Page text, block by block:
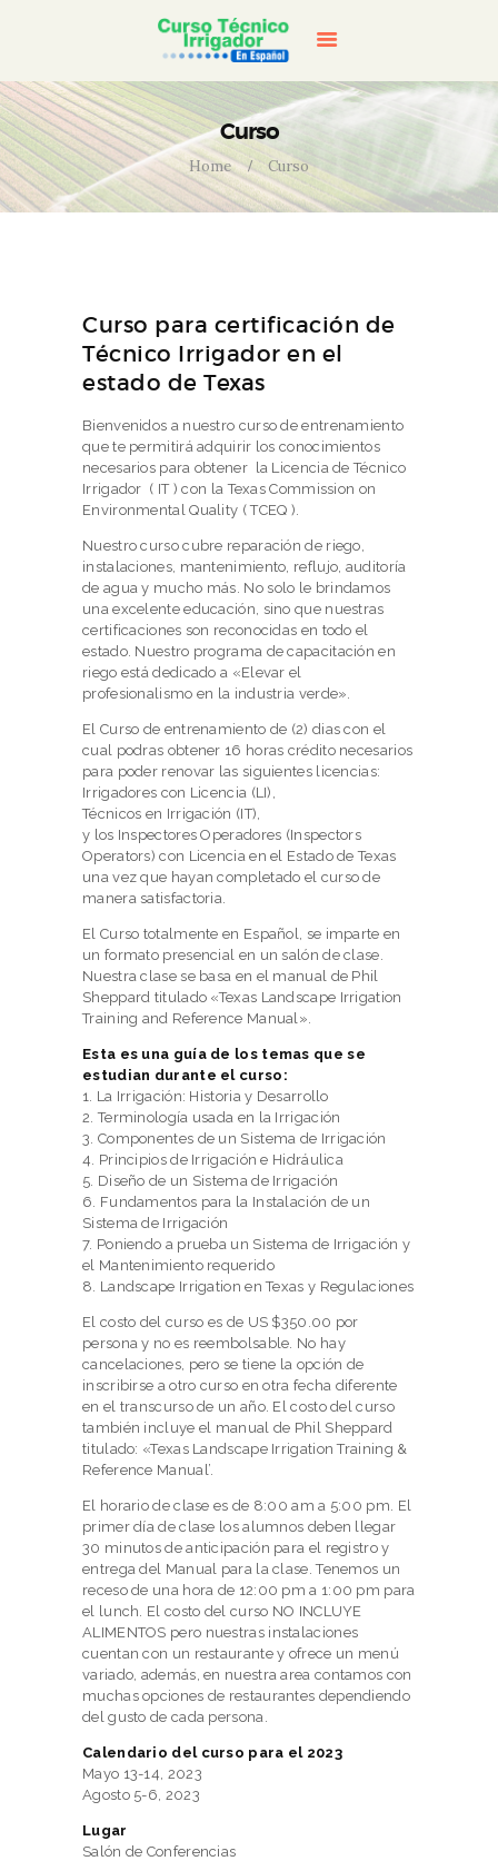
Curso
Home Curso
INICIO
CURSO
CONTACTENOS
CART
Curso para certificación de
Técnico Irrigador en el
estado de Texas
Bienvenidos a nuestro curso de entrenamiento
que te permitirá adquirir los conocimientos
necesarios para obtener la Licencia de Técnico
Irrigador ( IT ) con la Texas Commission on
Environmental Quality ( TCEQ ).
Nuestro curso cubre reparación de riego,
instalaciones, mantenimiento, reflujo, auditoría
de agua y mucho más. No solo le brindamos
una excelente educación, sino que nuestras
certificaciones son reconocidas en todo el
estado. Nuestro programa de capacitación en
riego está dedicado a «Elevar el
profesionalismo en la industria verde».
El Curso de entrenamiento de (2) dias con el
cual podras obtener 16 horas crédito necesarios
para poder renovar las siguientes licencias:
Irrigadores con Licencia (LI),
Técnicos en Irrigación (IT),
y los Inspectores Operadores (Inspectors
Operators) con Licencia en el Estado de Texas
una vez que hayan completado el curso de
manera satisfactoria.
El Curso totalmente en Español, se imparte en
un formato presencial en un salón de clase.
Nuestra clase se basa en el manual de Phil
Sheppard titulado «Texas Landscape Irrigation
Training and Reference Manual».
Esta es una guía de los temas que se
estudian durante el curso:
1. La Irrigación: Historia y Desarrollo
2. Terminología usada en la Irrigación
3. Componentes de un Sistema de Irrigación
4. Principios de Irrigación e Hidráulica
5. Diseño de un Sistema de Irrigación
6. Fundamentos para la Instalación de un
Sistema de Irrigación
7. Poniendo a prueba un Sistema de Irrigación y
el Mantenimiento requerido
8. Landscape Irrigation en Texas y Regulaciones
El costo del curso es de US $350.00 por
persona y no es reembolsable. No hay
cancelaciones, pero se tiene la opción de
inscribirse a otro curso en otra fecha diferente
en el transcurso de un año. El costo del curso
también incluye el manual de Phil Sheppard
titulado: «Texas Landscape Irrigation Training &
Reference Manual’.
El horario de clase es de 8:00 am a 5:00 pm. El
primer día de clase los alumnos deben llegar
30 minutos de anticipación para el registro y
entrega del Manual para la clase. Tenemos un
receso de una hora de 12:00 pm a 1:00 pm para
el lunch. El costo del curso NO INCLUYE
ALIMENTOS pero nuestras instalaciones
cuentan con un restaurante y ofrece un menú
variado, además, en nuestra area contamos con
muchas opciones de restaurantes dependiendo
del gusto de cada persona.
Calendario del curso para el 2023
Mayo 13-14, 2023
Agosto 5-6, 2023
Lugar
Salón de Conferencias